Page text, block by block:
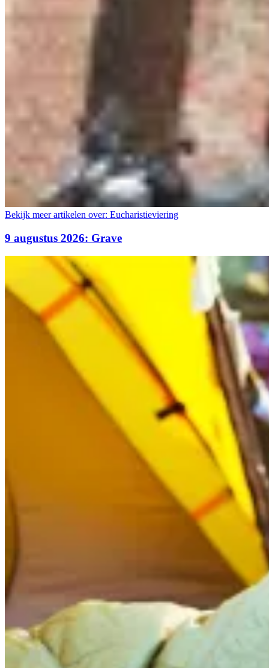
Bekijk meer artikelen over: Eucharistieviering
9 augustus 2026: Grave